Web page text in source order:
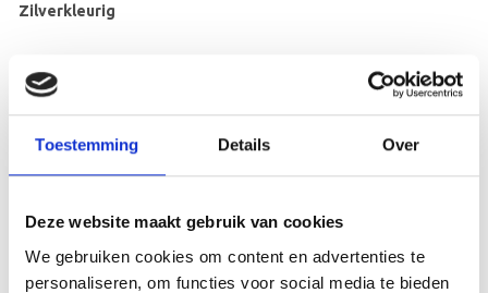
Toestemming Details Over
Deze website maakt gebruik van cookies
We gebruiken cookies om content en advertenties te
personaliseren, om functies voor social media te bieden
Zilverkleurig
Messing Halsbandplaatje 73x23 mm aantal
Toevoegen aan winkelwagen
SKU:N/B
Categorie:Messingplaten